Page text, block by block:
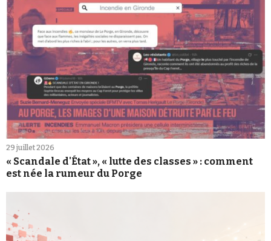
29 juillet 2026
« Scandale d'État », « lutte des classes » : comment
est née la rumeur du Porge